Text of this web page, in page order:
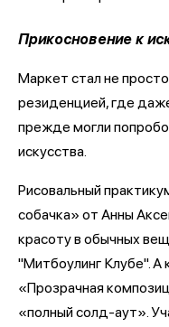
Прикосновение к
Маркет стал не
резиденцией, где
прежде могли
искусства.
Рисовальный
собачка» от Анны
красоту в обычных
"Митбоулинг Клубе".
«Прозрачная
«полный солд-аут».